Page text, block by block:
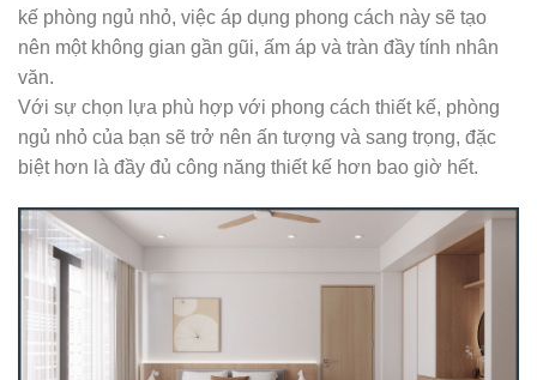
kế phòng ngủ nhỏ, việc áp dụng phong cách này sẽ tạo
nên một không gian gần gũi, ấm áp và tràn đầy tính nhân
văn.
Với sự chọn lựa phù hợp với phong cách thiết kế, phòng
ngủ nhỏ của bạn sẽ trở nên ấn tượng và sang trọng, đặc
biệt hơn là đầy đủ công năng thiết kế hơn bao giờ hết.